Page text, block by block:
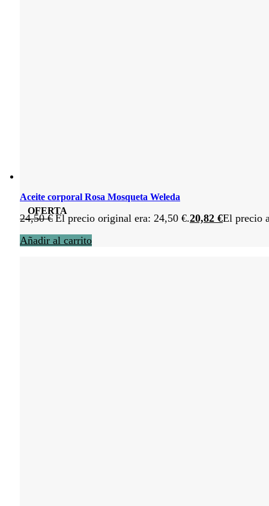
OFERTA
Aceite corporal Rosa Mosqueta Weleda
24,50€ El precio original era: 24,50 €.20,82 €El precio
Añadir al carrito